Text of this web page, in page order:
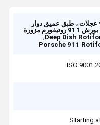
طبق عميق دائري 917 عجلات ، طبق عميق دوار
مزورة
Deep Dish
,
Porsche 911
ISO
Starting